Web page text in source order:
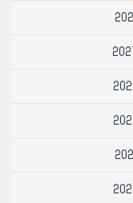
خدمات شهري حسب